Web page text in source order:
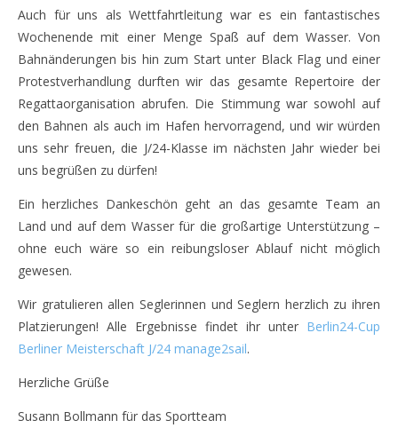
Auch für uns als Wettfahrtleitung war es ein fantastisches
Wochenende mit einer Menge Spaß auf dem Wasser. Von
Bahnänderungen bis hin zum Start unter Black Flag und einer
Protestverhandlung durften wir das gesamte Repertoire der
Regattaorganisation abrufen. Die Stimmung war sowohl auf
den Bahnen als auch im Hafen hervorragend, und wir würden
uns sehr freuen, die J/24-Klasse im nächsten Jahr wieder bei
uns begrüßen zu dürfen!
Ein herzliches Dankeschön geht an das gesamte Team an
Land und auf dem Wasser für die großartige Unterstützung –
ohne euch wäre so ein reibungsloser Ablauf nicht möglich
gewesen.
Wir gratulieren allen Seglerinnen und Seglern herzlich zu ihren
Platzierungen! Alle Ergebnisse findet ihr unter Berlin24-Cup
Berliner Meisterschaft J/24 manage2sail.
Herzliche Grüße
Susann Bollmann für das Sportteam